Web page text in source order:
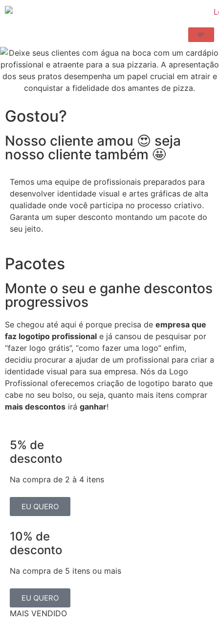
Gostou?
Nosso cliente amou 😍 seja
nosso cliente também 🤩
Temos uma equipe de profissionais preparados para
desenvolver identidade visual e artes gráficas de alta
qualidade onde você participa no processo criativo.
Garanta um super desconto montando um pacote do
seu jeito.
Pacotes
Monte o seu e ganhe descontos
progressivos
Se chegou até aqui é porque precisa de empresa que
faz logotipo profissional e já cansou de pesquisar por
“fazer logo grátis”, “como fazer uma logo” enfim,
decidiu procurar a ajudar de um profissional para criar a
identidade visual para sua empresa. Nós da Logo
Profissional oferecemos criação de logotipo barato que
cabe no seu bolso, ou seja, quanto mais itens comprar
mais descontos irá ganhar!
5% de
desconto
Na compra de 2 à 4 itens
EU QUERO
10% de
desconto
Na compra de 5 itens ou mais
EU QUERO
MAIS VENDIDO